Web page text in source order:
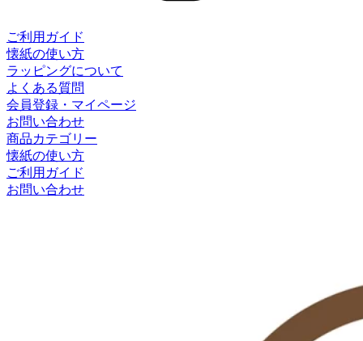
ご利用ガイド
懐紙の使い方
ラッピングについて
よくある質問
会員登録・マイページ
お問い合わせ
商品カテゴリー
懐紙の使い方
ご利用ガイド
お問い合わせ